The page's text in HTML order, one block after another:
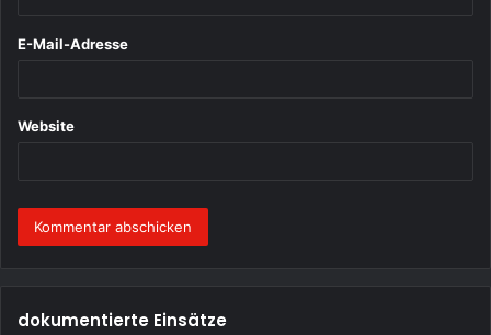
E-Mail-Adresse
Website
dokumentierte Einsätze